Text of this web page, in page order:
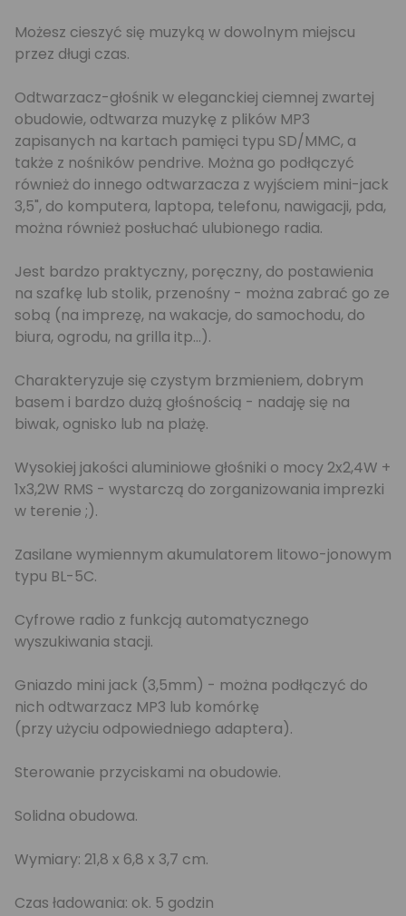
Możesz cieszyć się muzyką w dowolnym miejscu
przez długi czas.
Odtwarzacz-głośnik w eleganckiej ciemnej zwartej
obudowie, odtwarza muzykę z plików MP3
zapisanych na kartach pamięci typu SD/MMC, a
także z nośników pendrive. Można go podłączyć
również do innego odtwarzacza z wyjściem mini-jack
3,5", do komputera, laptopa, telefonu, nawigacji, pda,
można również posłuchać ulubionego radia.
Jest bardzo praktyczny, poręczny, do postawienia
na szafkę lub stolik, przenośny - można zabrać go ze
sobą (na imprezę, na wakacje, do samochodu, do
biura, ogrodu, na grilla itp...).
Charakteryzuje się czystym brzmieniem, dobrym
basem i bardzo dużą głośnością - nadaję się na
biwak, ognisko lub na plażę.
Wysokiej jakości aluminiowe głośniki o mocy 2x2,4W +
1x3,2W RMS - wystarczą do zorganizowania imprezki
w terenie ;).
Zasilane wymiennym akumulatorem litowo-jonowym
typu BL-5C.
Cyfrowe radio z funkcją automatycznego
wyszukiwania stacji.
Gniazdo mini jack (3,5mm) - można podłączyć do
nich odtwarzacz MP3 lub komórkę
(przy użyciu odpowiedniego adaptera).
Sterowanie przyciskami na obudowie.
Solidna obudowa.
Wymiary: 21,8 x 6,8 x 3,7 cm.
Czas ładowania: ok. 5 godzin